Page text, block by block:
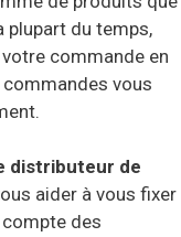
plupart du temps,
commande en
vous
distributeur de
aider à vous fixer
des